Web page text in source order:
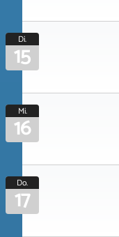
Di.
15
Mi.
16
Do.
17